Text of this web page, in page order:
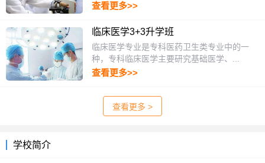
查看更多>>
临床医学3+3升学班
临床医学专业是专科医药卫生类专业中的一
种，专科临床医学主要研究基础医学、...
查看更多>>
查看更多 >
学校简介